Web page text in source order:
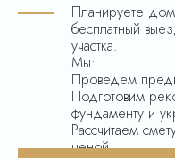
Планируете
бесплатный
участка.
Мы:
Проведем
Подготовим
фундаменту и
Рассчитаем
ценой.